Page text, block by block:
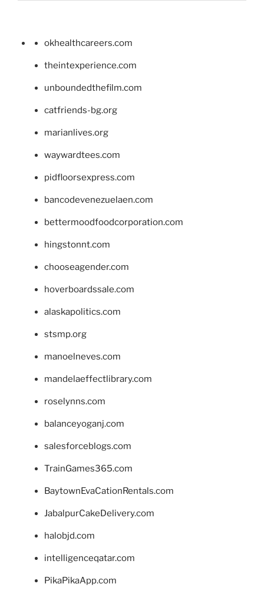
okhealthcareers.com
theintexperience.com
unboundedthefilm.com
catfriends-bg.org
marianlives.org
waywardtees.com
pidfloorsexpress.com
bancodevenezuelaen.com
bettermoodfoodcorporation.com
hingstonnt.com
chooseagender.com
hoverboardssale.com
alaskapolitics.com
stsmp.org
manoelneves.com
mandelaeffectlibrary.com
roselynns.com
balanceyoganj.com
salesforceblogs.com
TrainGames365.com
BaytownEvaCationRentals.com
JabalpurCakeDelivery.com
halobjd.com
intelligenceqatar.com
PikaPikaApp.com